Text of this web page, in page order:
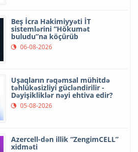
Beş İcra Hakimiyyəti İT
sistemlərini “Hökumət
buludu”na köçürüb
06-08-2026
Uşaqların rəqəmsal mühitdə
təhlükəsizliyi gücləndirilir -
Dəyişikliklər nəyi ehtiva edir?
05-08-2026
Azercell-dən illik “ZengimCELL”
xidməti